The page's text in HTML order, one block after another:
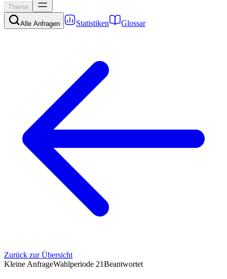
Theme
Alle Anfragen Statistiken Glossar
Zurück zur Übersicht
Kleine AnfrageWahlperiode 21Beantwortet